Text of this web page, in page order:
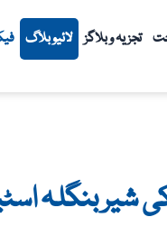
تجزیہ و بلاگز لائیو بلاگ
شیر بنگلہ